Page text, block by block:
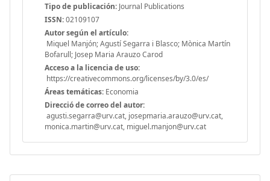
Tipo de publicación: Journal Publications
ISSN:02109107
Autor según el artículo:
Miquel Manjón; Agustí Segarra i Blasco; Mònica Martín
Bofarull; Josep Maria Arauzo Carod
Acceso a la licencia de uso:
https://creativecommons.org/licenses/by/3.0/es/
Áreas temáticas: Economia
Direcció de correo del autor:
agusti.segarra@urv.cat, josepmaria.arauzo@urv.cat,
monica.martin@urv.cat, miguel.manjon@urv.cat